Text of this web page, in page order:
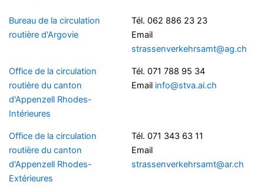
Bureau de la circulation
routière d'Argovie
Tél. 062 886 23 23
Email
strassenverkehrsamt@ag.ch
Office de la circulation
routière du canton
d'Appenzell Rhodes-
Intérieures
Tél. 071 788 95 34
Email info@stva.ai.ch
Office de la circulation
routière du canton
d'Appenzell Rhodes-
Extérieures
Tél. 071 343 63 11
Email
strassenverkehrsamt@ar.ch